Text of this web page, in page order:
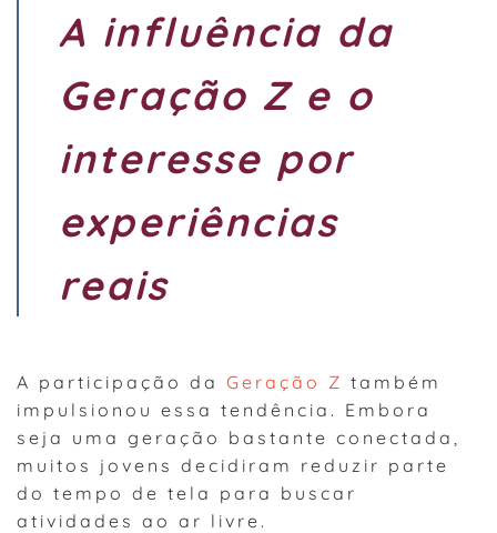
A influência da
Geração Z e o
interesse por
experiências
reais
A participação da Geração Z também
impulsionou essa tendência. Embora
seja uma geração bastante conectada,
muitos jovens decidiram reduzir parte
do tempo de tela para buscar
atividades ao ar livre.